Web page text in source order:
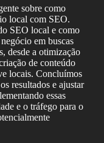
sobre como
local com SEO.
SEO local e como
em buscas
desde a otimização
de conteúdo
locais. Concluímos
resultados e ajustar
essas
e o tráfego para o